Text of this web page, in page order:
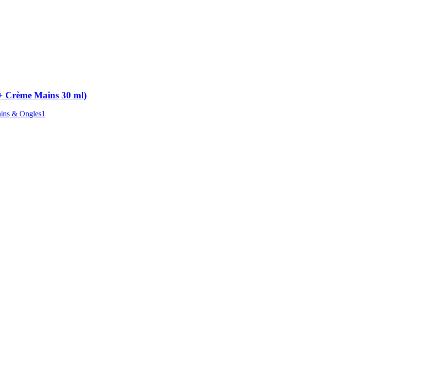
Crème Mains 30 ml)
& Ongles1